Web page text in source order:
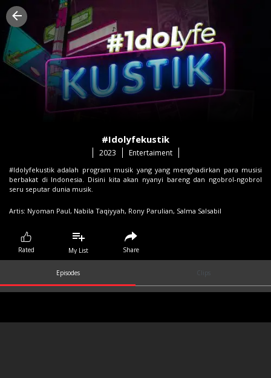
#Idolyfekustik
2023 Entertaiment
#Idolyfekustik adalah program musik yang yang menghadirkan para musisi
berbakat di Indonesia. Disini kita akan nyanyi bareng dan ngobrol-ngobrol
seru seputar dunia musik.
Artis: Nyoman Paul, Nabila Taqiyyah, Rony Parulian, Salma Salsabil
Rated My List Share
Episodes Clips